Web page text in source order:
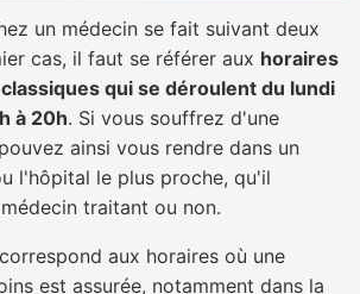
un médecin se fait suivant deux
cas, il faut se référer aux horaires
qui se déroulent du lundi
à 20h. Si vous souffrez d'une
ainsi vous rendre dans un
l'hôpital le plus proche, qu'il
traitant ou non.
aux horaires où une
est assurée, notamment dans la